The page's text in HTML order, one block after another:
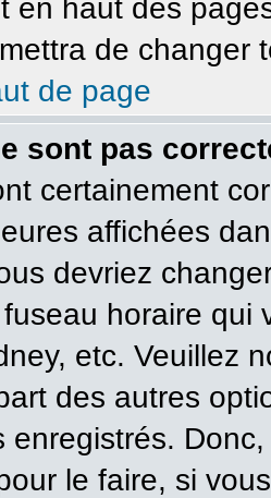
en haut des
de changer
de page
sont pas
certainement
affichées
devriez
horaire qui
etc. Veuillez
des autres
enregistrés.
le faire, si